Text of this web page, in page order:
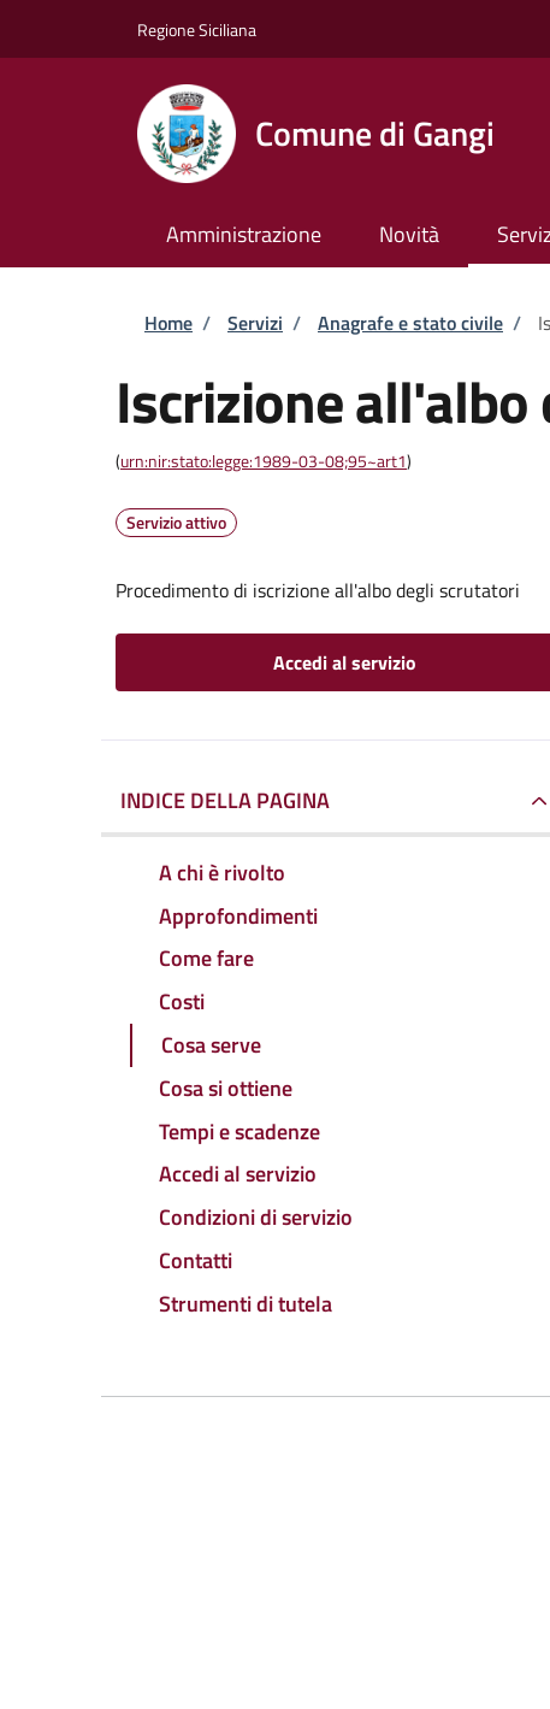
Regione Siciliana
Comune di Gangi
Amministrazione Novità
Briciole di pane
Home / Servizi / Anagrafe e stato civile /
Iscrizione
(urn:nir:stato:legge:1989-03-08;95~art1)
Servizio attivo
Procedimento di iscrizione all'albo degli scrutatori
Accedi al servizio
INDICE DELLA PAGINA
A chi è rivolto
Approfondimenti
Come fare
Costi
Cosa serve
Cosa si ottiene
Tempi e scadenze
Accedi al servizio
Condizioni di servizio
Contatti
Strumenti di tutela